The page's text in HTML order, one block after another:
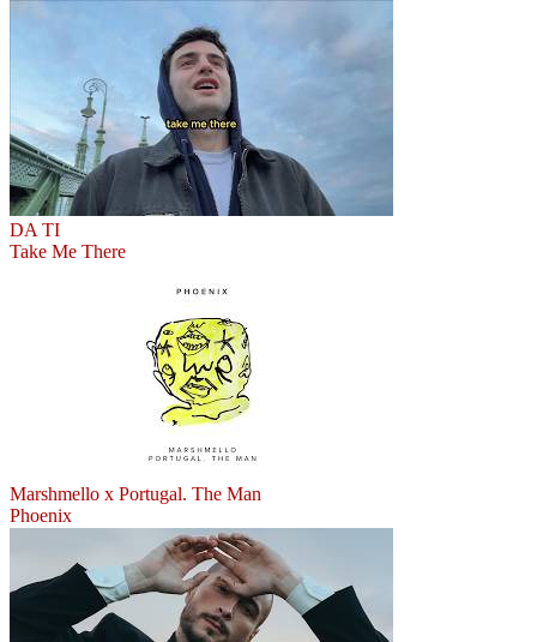
DA TI
Take Me There
Marshmello x Portugal. The Man
Phoenix